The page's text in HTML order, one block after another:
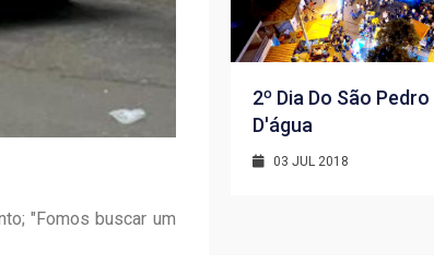
"Fomos buscar um
Franquia HINODE
2º Dia Do São
D'água
03 JUL 2018